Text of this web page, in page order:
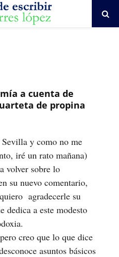
a cuenta de
de propina
Sevilla y como no me
iré un rato mañana)
volver sobre lo
su nuevo comentario,
agradecerle su
dedica a este modesto
creo que lo que dice
asuntos básicos